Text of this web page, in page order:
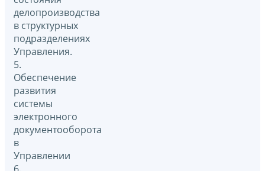
делопроизводства
в структурных
подразделениях
Управления.
5.
Обеспечение
развития
системы
электронного
документооборота
в
Управлении